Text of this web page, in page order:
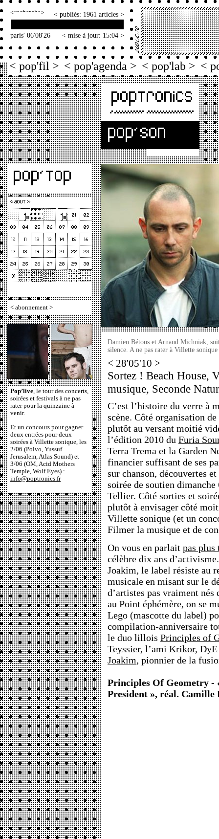
< > < publiés: 1961 articles >
paris' 06'08'26 < mise à jour: 15:04 >
< pop'fil > < pop'agenda > < pop'lab > <
< abonnement >
Pop’live, le tour des concerts,
soirées et festivals à ne pas
rater pour la quinzaine à
venir.
Et un concours pour gagner
deux entrées pour deux
soirées à Villette sonique, les
2/06 (Polvo, Yussuf
Jerusalem, Atlas Sound) et
3/06 (OM, Acid Mothers
Temple, Wolf Eyes) :
info@poptronics.fr
Damien Bétous et Arnaud Michniak,
silence. A ne pas rater à Villette
< 28'05'10 >
Sortez ! Beach House,
musique, Seconde
C’est l’histoire du verre à
scène. Côté organisation
plutôt au versant moitié
l’édition 2010 du Furia
Terra Trema et la Garden
financier suffisant de ses
sur chanson, découvertes
soirée de soutien
Tellier. Côté sorties et
plutôt à envisager côté
Villette sonique (et un
Filmer la musique et de
On vous en parlait pas plus
célèbre dix ans
Joakim, le label résiste au
musicale en misant sur le
d’artistes pas vraiment
au Point éphémère, on se
Lego (mascotte du label)
compilation-anniversaire
le duo lillois Principles of
Teyssier, l’ami Krikor, DyE
Joakim, pionnier de la
Principles Of Geometry -
President », réal. Camille